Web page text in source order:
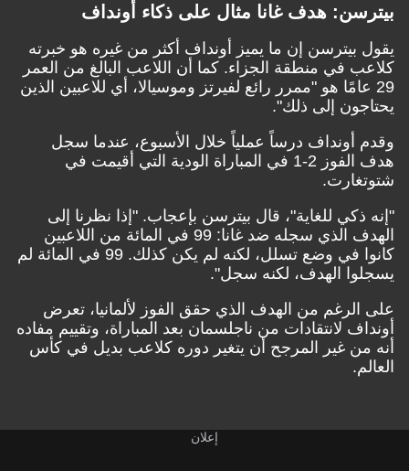
بيترسن: هدف غانا مثال على ذكاء أونداف
يقول بيترسن إن ما يميز أونداف أكثر من غيره هو خبرته
كلاعب في منطقة الجزاء. كما أن اللاعب البالغ من العمر
29 عامًا هو "ممرر رائع لفيرتز وموسيالا، أي للاعبين الذين
يحتاجون إلى ذلك".
وقدم أونداف درساً عملياً خلال الأسبوع، عندما سجل
هدف الفوز 2-1 في المباراة الودية التي أقيمت في
شتوتغارت.
"إنه ذكي للغاية"، قال بيترسن بإعجاب. "إذا نظرنا إلى
الهدف الذي سجله ضد غانا: 99 في المائة من اللاعبين
كانوا في وضع تسلل، لكنه لم يكن كذلك. 99 في المائة لم
يسجلوا الهدف، لكنه سجل".
على الرغم من الهدف الذي حقق الفوز لألمانيا، تعرض
أونداف لانتقادات من ناجلسمان بعد المباراة، وتقييم مفاده
أنه من غير المرجح أن يتغير دوره كلاعب بديل في كأس
العالم.